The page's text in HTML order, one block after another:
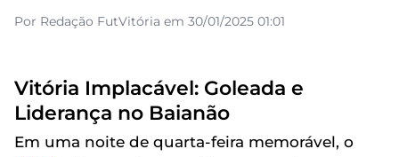
Por Redação FutVitória em 30/01/2025 01:01
Vitória Implacável: Goleada e
Liderança no Baianão
Em uma noite de quarta-feira memorável, o